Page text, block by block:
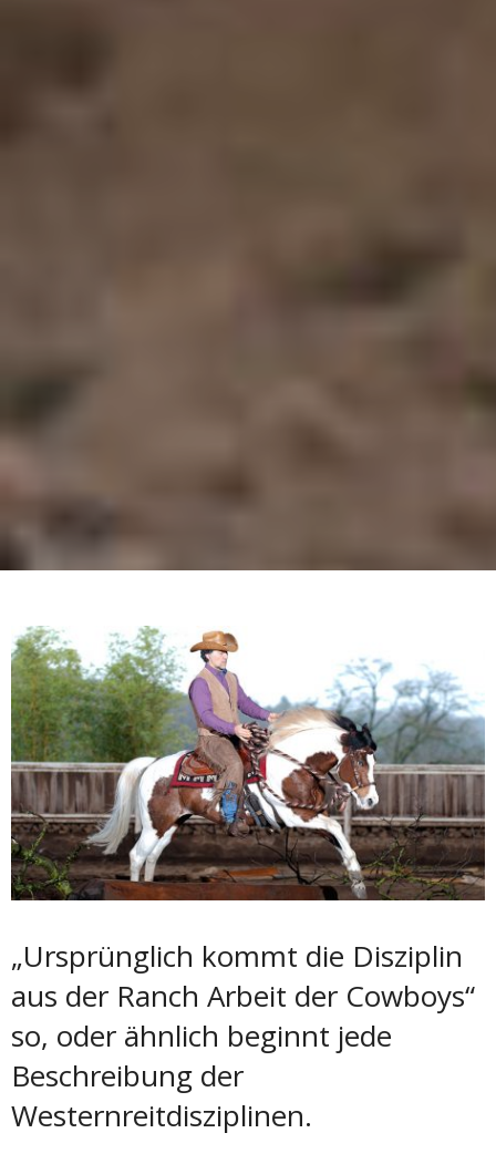
„Ursprünglich kommt die Disziplin
aus der Ranch Arbeit der Cowboys“
so, oder ähnlich beginnt jede
Beschreibung der
Westernreitdisziplinen.